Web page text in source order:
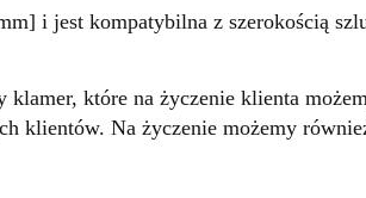
i jest kompatybilna z szerokością
klamer, które na życzenie klienta
klientów. Na życzenie możemy